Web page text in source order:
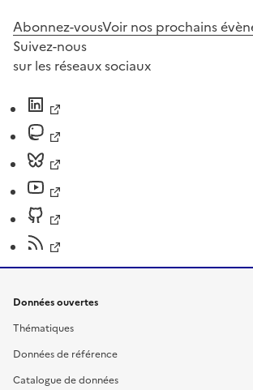
Abonnez-vousVoir nos prochains
Suivez-nous
sur les réseaux sociaux
Données ouvertes
Thématiques
Données de référence
Catalogue de données